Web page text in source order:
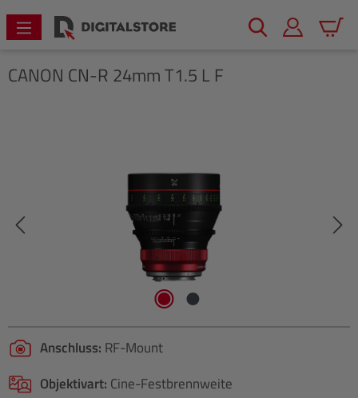
springen
CANON CN-R 24mm T1.5 L F
Anschluss: RF-Mount
Objektivart: Cine-Festbrennweite